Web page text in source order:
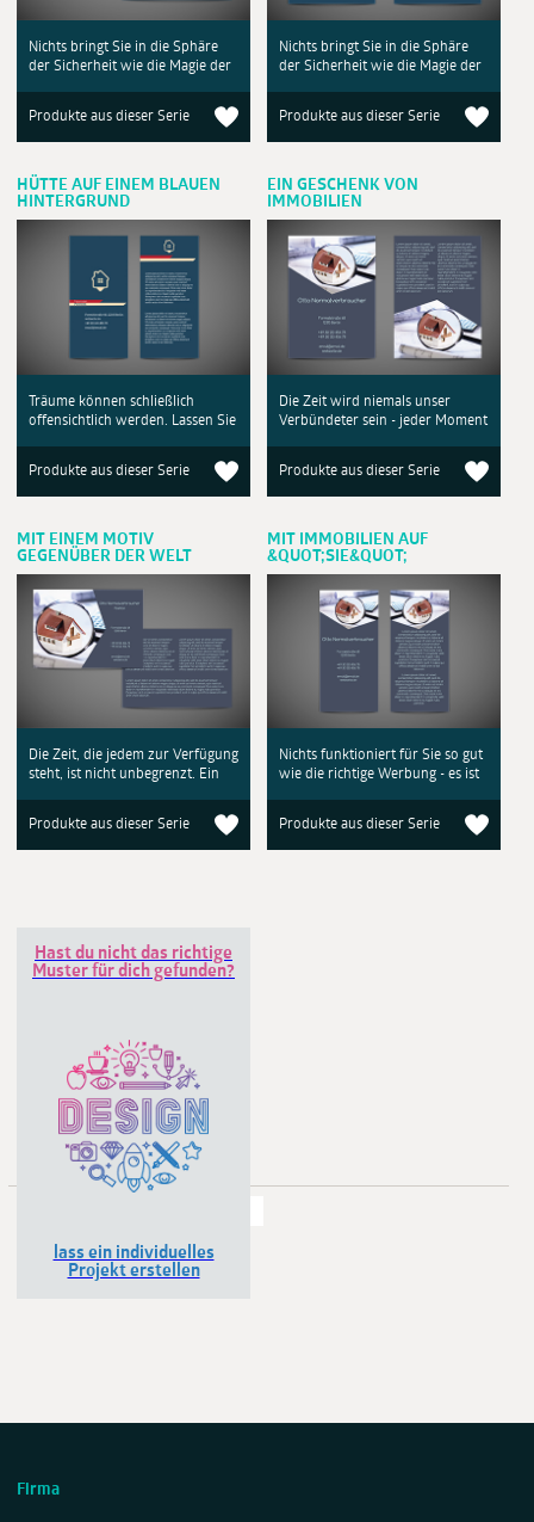
Nichts bringt Sie in die Sphäre
der Sicherheit wie die Magie der
Produkte aus dieser Serie
Nichts bringt Sie in die Sphäre
der Sicherheit wie die Magie der
Produkte aus dieser Serie
HÜTTE AUF EINEM BLAUEN
HINTERGRUND
Träume können schließlich
offensichtlich werden. Lassen Sie
Produkte aus dieser Serie
EIN GESCHENK VON
IMMOBILIEN
Die Zeit wird niemals unser
Verbündeter sein - jeder Moment
Produkte aus dieser Serie
MIT EINEM MOTIV
GEGENÜBER DER WELT
Die Zeit, die jedem zur Verfügung
steht, ist nicht unbegrenzt. Ein
Produkte aus dieser Serie
MIT IMMOBILIEN AUF
&QUOT;SIE&QUOT;
Nichts funktioniert für Sie so gut
wie die richtige Werbung - es ist
Produkte aus dieser Serie
Hast du nicht das richtige
Muster für dich gefunden?
lass ein individuelles
Projekt erstellen
Firma